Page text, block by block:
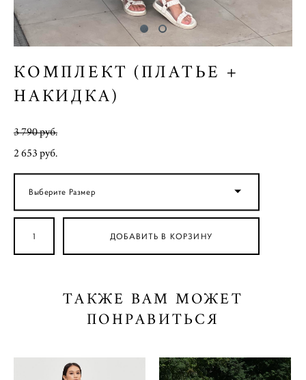
КОМПЛЕКТ (ПЛАТЬЕ +
НАКИДКА)
3 790 pуб.
2 653 pуб.
Выберите Размер
ДОБАВИТЬ В КОРЗИНУ
ТАКЖЕ ВАМ МОЖЕТ
ПОНРАВИТЬСЯ